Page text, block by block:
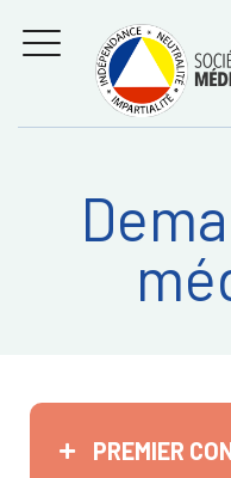
Régler les
entre
la médiation de
MENU
Recherche
PREMIER